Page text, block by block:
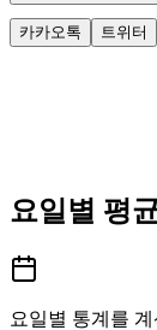
카카오톡 트위터
요일별 평
요일별 통계를